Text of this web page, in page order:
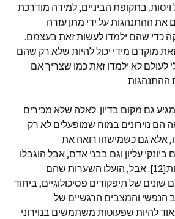
ויסות. בתקופת הביניים, למידה מודרכת
את ההתנהגות על ידי מתן עזרה
כדי שהם ילמדו לעשות זאת בעצמם.
מוקדם מידי יכול להיות שלא רק שהם
לעולם לא ילמדו זאת כמו שצריך אם
ההתנהגות.
גם מקום בדיון. לאלה שלא מכירים
הם נוירונים במוח שמופעלים לא רק
אלא גם כשמישהו רואה את
זוהו גם ביונקי עליון וגם בבני אדם, אבל הוגבלו
בינתיים לפעולות גופניות[12]. אבל, הועלו השערות שהם
של תיפקודים פסיכולוגיים, ביחוד
הנפשי והמצבים הרגשיים של
יכול מאוד להיות שפעוטות משתמשים בנוירוני